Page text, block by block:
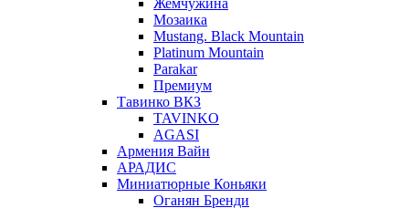
Жемчужина
Мозаика
Mustang. Black Mountain
Platinum Mountain
Parakar
Премиум
Тавинко ВКЗ
TAVINKO
AGASI
Армения Вайн
АРАДИС
Миниатюрные Коньяки
Оганян Бренди